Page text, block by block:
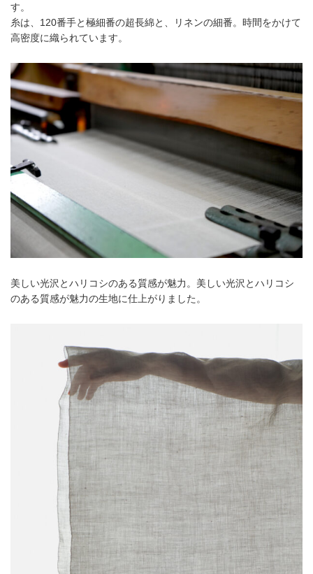
す。
糸は、120番手と極細番の超長綿と、リネンの細番。時間をかけて
高密度に織られています。
美しい光沢とハリコシのある質感が魅力。美しい光沢とハリコシ
のある質感が魅力の生地に仕上がりました。